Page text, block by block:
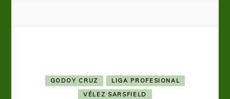
GODOY CRUZ
LIGA PROFESIONAL
VÉLEZ SARSFIELD